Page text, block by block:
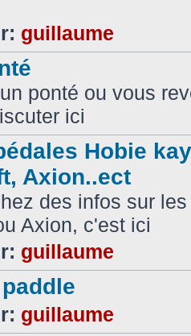
guillaume
ponté ou vous
ici
Hobie
Axion..ect
des infos sur
Axion, c'est ici
guillaume
guillaume